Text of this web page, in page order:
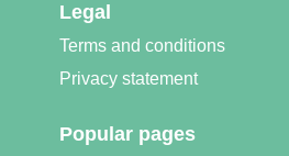
Legal
Terms and conditions
Privacy statement
Popular pages